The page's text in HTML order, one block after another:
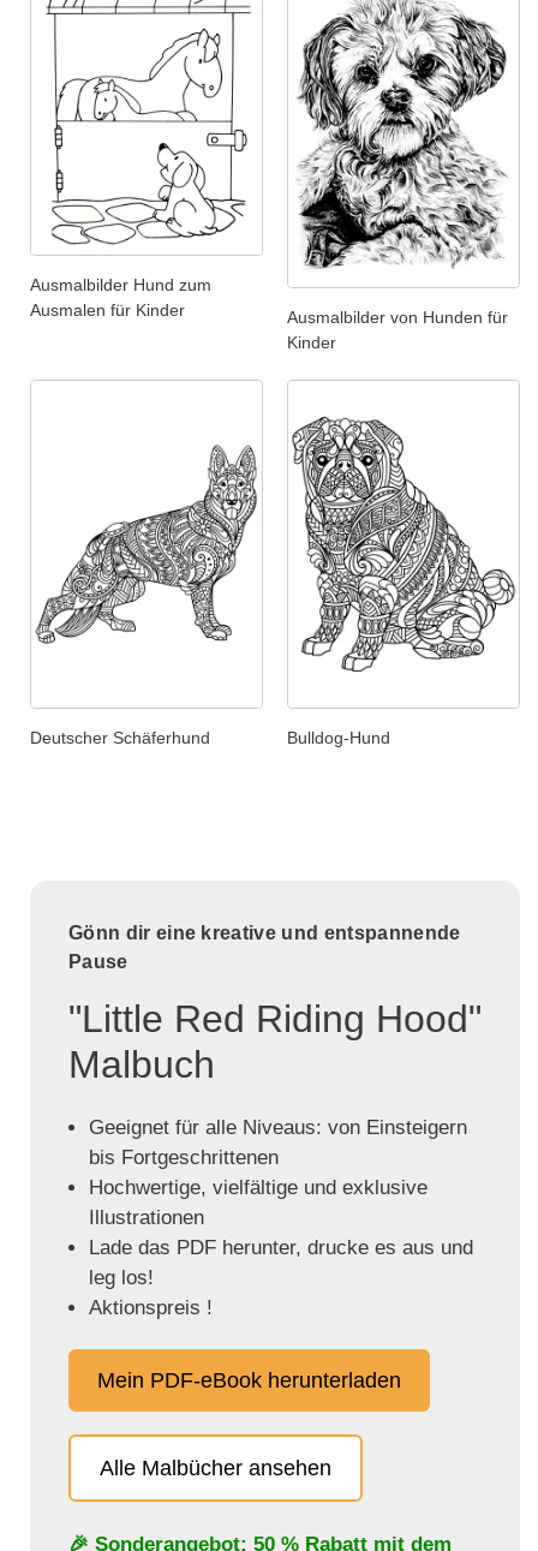
Ausmalbilder Hund zum
Ausmalen für Kinder
Ausmalbilder von Hunden für
Kinder
Deutscher Schäferhund Bulldog-Hund
Gönn dir eine kreative und entspannende
Pause
"Little Red Riding Hood"
Malbuch
Geeignet für alle Niveaus: von Einsteigern
bis Fortgeschrittenen
Hochwertige, vielfältige und exklusive
Illustrationen
Lade das PDF herunter, drucke es aus und
leg los!
Aktionspreis !
Mein PDF-eBook herunterladen
Alle Malbücher ansehen
🎉 Sonderangebot: 50 % Rabatt mit dem